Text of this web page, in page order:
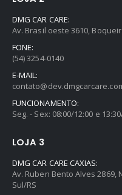
DMG CAR CARE:
Av. Brasil oeste 3610,
FONE:
(54) 3254-0140
E-MAIL:
FUNCIONAMENTO:
Seg. - Sex: 08:00/12:00 e
LOJA 3
DMG CAR CARE CAXIAS:
Av. Ruben Bento Alves 2869,
Sul/RS